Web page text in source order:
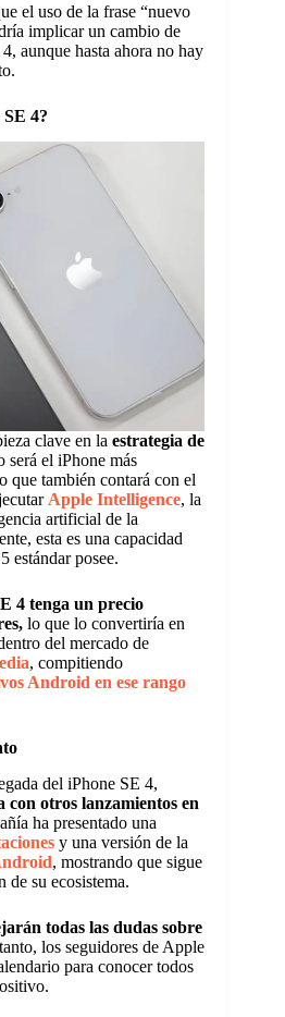
el uso de la frase “nuevo
implicar un cambio de
aunque hasta ahora no hay
4?
clave en la estrategia de
será el iPhone más
que también contará con el
Apple Intelligence, la
artificial de la
esta es una capacidad
estándar posee.
4 tenga un precio
lo que lo convertiría en
del mercado de
, compitiendo
Android en ese rango
del iPhone SE 4,
con otros lanzamientos en
ha presentado una
y una versión de la
, mostrando que sigue
de su ecosistema.
todas las dudas sobre
los seguidores de Apple
para conocer todos